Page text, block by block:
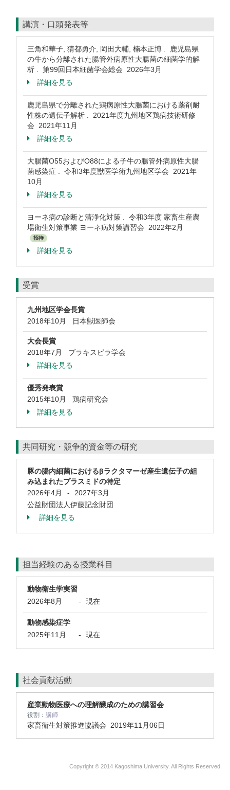
講演・口頭発表等
三角和華子, 猜都勇介, 岡田大輔, 楠本正博 . 鹿児島県
の牛から分離された腸管外病原性大腸菌の細菌学的解
析 . 第99回日本細菌学会総会 2026年3月
詳細を見る
鹿児島県で分離された鶏病原性大腸菌における薬剤耐
性株の遺伝子解析 . 2021年度九州地区鶏病技術研修
会 2021年11月
詳細を見る
大腸菌O55およびO88による子牛の腸管外病原性大腸
菌感染症 . 令和3年度獣医学術九州地区学会 2021年
10月
詳細を見る
ヨーネ病の診断と清浄化対策 . 令和3年度 家畜生産農
場衛生対策事業 ヨーネ病対策講習会 2022年2月
招待
詳細を見る
受賞
九州地区学会長賞
2018年10月 日本獣医師会
大会長賞
2018年7月 ブラキスピラ学会
詳細を見る
優秀発表賞
2015年10月 鶏病研究会
詳細を見る
共同研究・競争的資金等の研究
豚の腸内細菌におけるβラクタマーゼ産生遺伝子の組
み込まれたプラスミドの特定
2026年4月
-
2027年3月
公益財団法人伊藤記念財団
詳細を見る
担当経験のある授業科目
動物衛生学実習
2026年8月
- 現在
動物感染症学
2025年11月
- 現在
社会貢献活動
産業動物医療への理解醸成のための講習会
役割： 講師
家畜衛生対策推進協議会 2019年11月06日
Copyright © 2014 Kagoshima University. All Rights Reserved.